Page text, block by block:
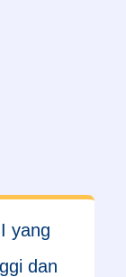
yang
dan